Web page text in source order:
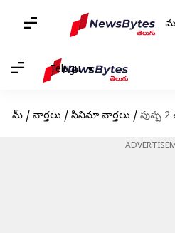
Telugu
హోమ్ / వార్తలు / సినిమా వార్తలు / పుష్ప 2